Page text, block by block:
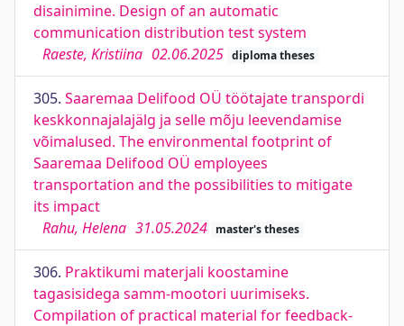
disainimine. Design of an automatic
communication distribution test system
Raeste, Kristiina 02.06.2025 diploma theses
305. Saaremaa Delifood OÜ töötajate transpordi
keskkonnajalajälg ja selle mõju leevendamise
võimalused. The environmental footprint of
Saaremaa Delifood OÜ employees
transportation and the possibilities to mitigate
its impact
Rahu, Helena 31.05.2024 master's theses
306. Praktikumi materjali koostamine
tagasisidega samm-mootori uurimiseks.
Compilation of practical material for feedback-